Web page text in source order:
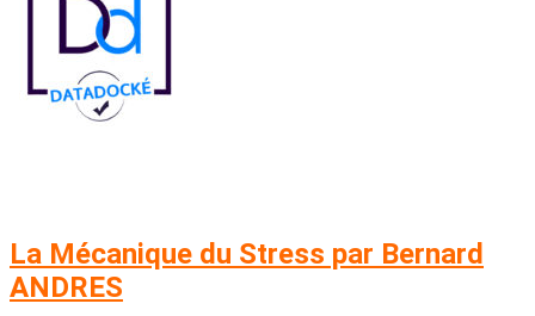
La Mécanique du Stress par Bernard
ANDRES